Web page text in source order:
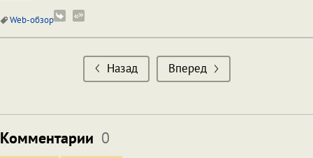
Web-обзор
Назад Вперед
Комментарии 0